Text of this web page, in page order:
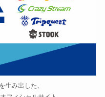
生み出した、